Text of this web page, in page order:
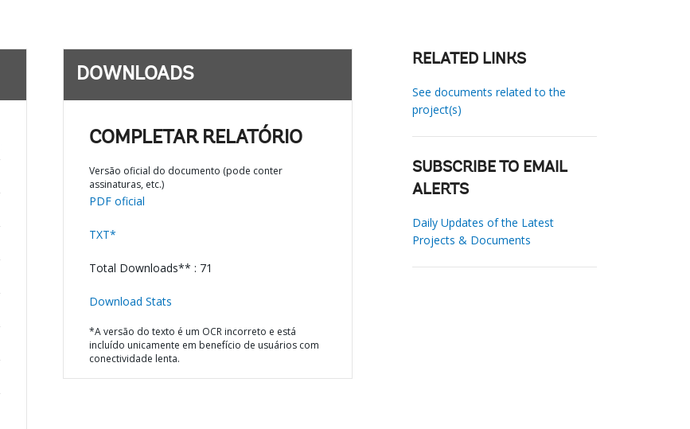
DOWNLOADS
COMPLETAR RELATÓRIO
Versão oficial do documento (pode conter
assinaturas, etc.)
PDF oficial
TXT*
Total Downloads** : 71
Download Stats
*A versão do texto é um OCR incorreto e está
incluído unicamente em benefício de usuários com
conectividade lenta.
RELATED LINKS
See documents related to the
project(s)
SUBSCRIBE TO EMAIL
ALERTS
Daily Updates of the Latest
Projects & Documents